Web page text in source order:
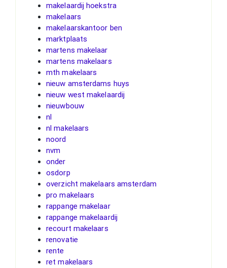
makelaardij hoekstra
makelaars
makelaarskantoor ben
marktplaats
martens makelaar
martens makelaars
mth makelaars
nieuw amsterdams huys
nieuw west makelaardij
nieuwbouw
nl
nl makelaars
noord
nvm
onder
osdorp
overzicht makelaars amsterdam
pro makelaars
rappange makelaar
rappange makelaardij
recourt makelaars
renovatie
rente
ret makelaars